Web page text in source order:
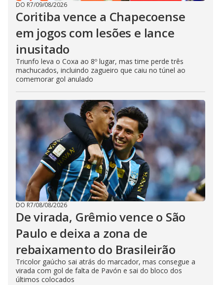
DO R7/09/08/2026
Coritiba vence a Chapecoense
em jogos com lesões e lance
inusitado
Triunfo leva o Coxa ao 8º lugar, mas time perde três
machucados, incluindo zagueiro que caiu no túnel ao
comemorar gol anulado
DO R7/08/08/2026
De virada, Grêmio vence o São
Paulo e deixa a zona de
rebaixamento do Brasileirão
Tricolor gaúcho sai atrás do marcador, mas consegue a
virada com gol de falta de Pavón e sai do bloco dos
últimos colocados